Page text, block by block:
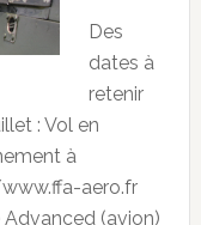
Des
dates à
retenir
: Vol en
à
aero.fr
Advanced (avion)